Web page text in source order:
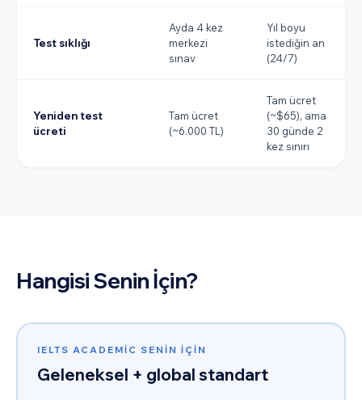
Test sıklığı
Ayda 4 kez
merkezi
sınav
Yıl boyu
istediğin an
(24/7)
Yeniden test
ücreti
Tam ücret
(~6.000 TL)
Tam ücret
(~$65), ama
30 günde 2
kez sınırı
Hangisi Senin İçin?
IELTS ACADEMIC SENIN IÇIN
Geleneksel + global standart